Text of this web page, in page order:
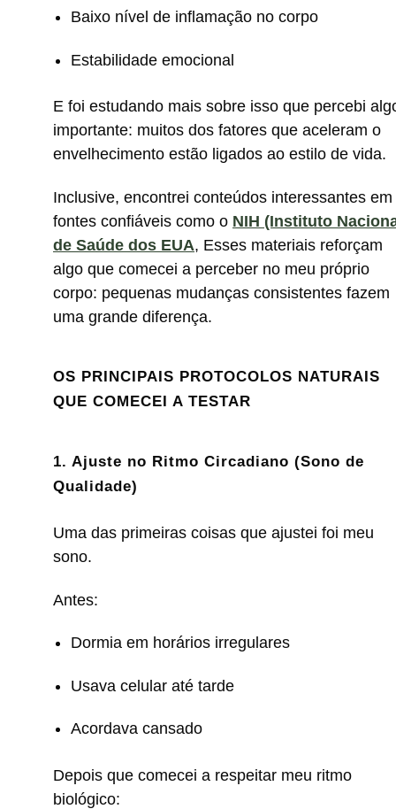
Baixo nível de inflamação no corpo
Estabilidade emocional
E foi estudando mais sobre isso que percebi
importante: muitos dos fatores que aceleram o
envelhecimento estão ligados ao estilo de vida.
Inclusive, encontrei conteúdos interessantes em
fontes confiáveis como o NIH (Instituto
de Saúde dos EUA, Esses materiais reforçam
algo que comecei a perceber no meu próprio
corpo: pequenas mudanças consistentes fazem
uma grande diferença.
OS PRINCIPAIS PROTOCOLOS NATURAIS
QUE COMECEI A TESTAR
1. Ajuste no Ritmo Circadiano (Sono de
Qualidade)
Uma das primeiras coisas que ajustei foi meu
sono.
Antes:
Dormia em horários irregulares
Usava celular até tarde
Acordava cansado
Depois que comecei a respeitar meu ritmo
biológico: